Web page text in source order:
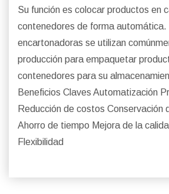
Su función es colocar productos en
contenedores de forma automática.
encartonadoras se utilizan
producción para empaquetar
contenedores para su
Beneficios Claves Automatización
Reducción de costos Conservación
Ahorro de tiempo Mejora de la
Flexibilidad